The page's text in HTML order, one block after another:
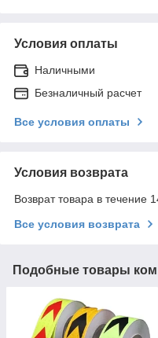
Условия оплаты
Наличными
Безналичный расчет
Все условия оплаты
Условия возврата
Возврат товара в течение
Все условия возврата
Подобные товары